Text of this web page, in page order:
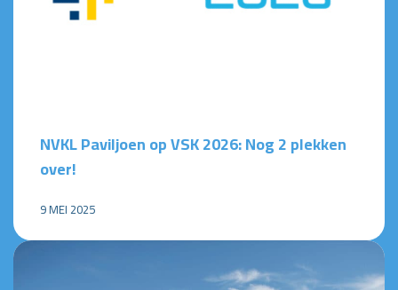
NVKL Paviljoen op VSK 2026: Nog 2 plekken
over!
9 MEI 2025